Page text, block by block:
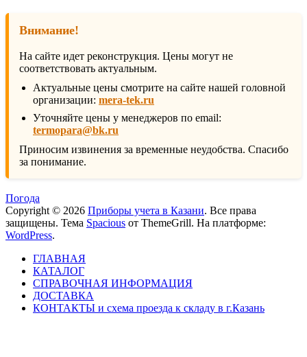
Внимание!
На сайте идет реконструкция. Цены могут не
соответствовать актуальным.
Актуальные цены смотрите на сайте нашей головной
организации: mera-tek.ru
Уточняйте цены у менеджеров по email:
termopara@bk.ru
Приносим извинения за временные неудобства. Спасибо
за понимание.
Погода
Copyright © 2026 Приборы учета в Казани. Все права
защищены. Тема Spacious от ThemeGrill. На платформе:
WordPress.
ГЛАВНАЯ
КАТАЛОГ
СПРАВОЧНАЯ ИНФОРМАЦИЯ
ДОСТАВКА
КОНТАКТЫ и схема проезда к складу в г.Казань